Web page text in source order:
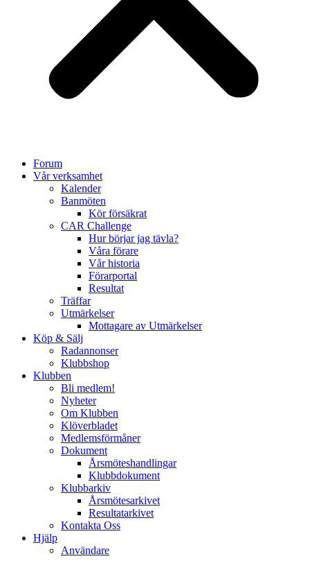
Forum
Vår verksamhet
Kalender
Banmöten
Kör försäkrat
CAR Challenge
Hur börjar jag tävla?
Våra förare
Vår historia
Förarportal
Resultat
Träffar
Utmärkelser
Mottagare av Utmärkelser
Köp & Sälj
Radannonser
Klubbshop
Klubben
Bli medlem!
Nyheter
Om Klubben
Klöverbladet
Medlemsförmåner
Dokument
Årsmöteshandlingar
Klubbdokument
Klubbarkiv
Årsmötesarkivet
Resultatarkivet
Kontakta Oss
Hjälp
Användare